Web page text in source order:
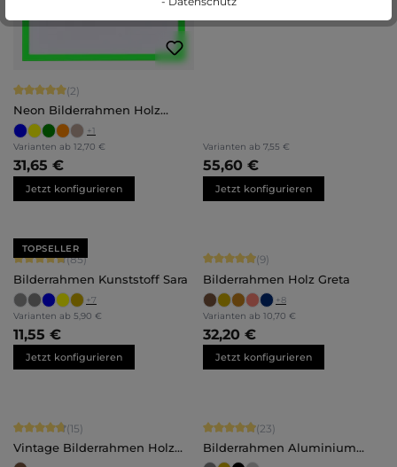
Durchschnittliche Bewertung von 5 von 5 Sternen
(2)
Neon Bilderrahmen Holz
Bonnie
+1
Varianten ab 12,70 €
31,65 €
Jetzt konfigurieren
Varianten ab 7,55 €
55,60 €
Jetzt konfigurieren
TOPSELLER
Durchschnittliche Bewertung von 4.71 von 5 Sternen
(85)
Bilderrahmen Kunststoff Sara
+7
Varianten ab 5,90 €
11,55 €
Jetzt konfigurieren
Durchschnittliche Bewertung von
(9)
Bilderrahmen Holz Greta
+8
Varianten ab 10,70 €
32,20 €
Jetzt konfigurieren
Durchschnittliche Bewertung von 4.87 von 5 Sternen
(15)
Vintage Bilderrahmen Holz
Hannah
Durchschnittliche Bewertung von
(23)
Bilderrahmen Aluminium
Noah